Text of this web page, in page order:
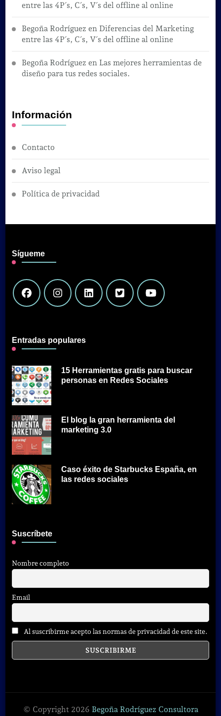
entre las 4P´s, C´s, V´s del offline al online
Begoña Rodríguez en Diferencias del Marketing
entre las 4P´s, C´s, V´s del offline al online
Begoña Rodríguez en Las mejores herramientas de
diseño para tus redes sociales.
Información
Contacto
Aviso legal
Política de privacidad
Sígueme
Entradas populares
15 Herramientas gratis para buscar
personas en Redes Sociales
El blog la gran herramienta del
marketing 3.0
Caso éxito de Starbucks España, en
las redes sociales
Suscríbete
Nombre completo
Email
Al suscribirme acepto las normas de privacidad de este site.
© Copyright 2026 Begoña Rodríguez Consultora